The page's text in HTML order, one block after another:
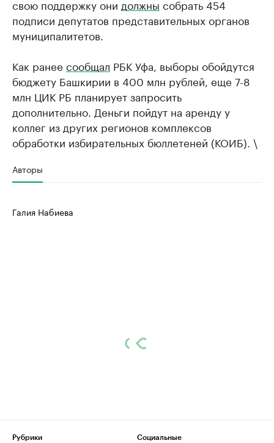
свою поддержку они должны собрать 454
подписи депутатов представительных органов
муниципалитетов.
Как ранее сообщал РБК Уфа, выборы обойдутся
бюджету Башкирии в 400 млн рублей, еще 7-8
млн ЦИК РБ планирует запросить
дополнительно. Деньги пойдут на аренду у
коллег из других регионов комплексов
обработки избирательных бюллетеней (КОИБ). \
Авторы
Галия Набиева
Рубрики
Социальные